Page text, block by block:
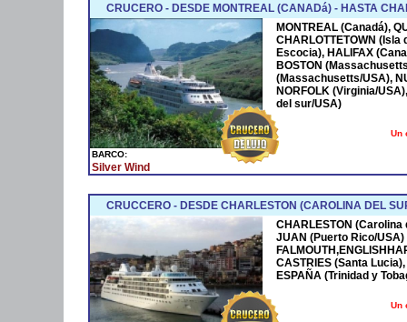
CRUCERO - DESDE MONTREAL (CANADá) - HASTA
BARCO:
Silver Wind
MONTREAL (Canadá),
CHARLOTTETOWN
Escocia), HALIFAX
BOSTON
(Massachusetts/USA),
NORFOLK (Virginia/
del sur/USA)
Un
CRUCCERO - DESDE CHARLESTON (CAROLINA DEL
CHARLESTON
JUAN (Puerto Rico/USA)
CASTRIES (Santa
ESPAÑA (Trinidad y
Un